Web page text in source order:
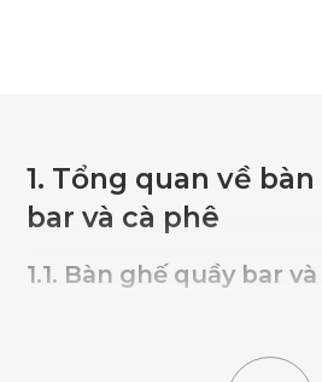
1. Tổng quan về
bar và cà phê
1.1. Bàn ghế quầy bar
phẩm được thiết kế với